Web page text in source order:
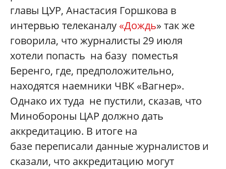
главы ЦУР, Анастасия Горшкова в
интервью телеканалу «Дождь» так же
говорила, что журналисты 29 июля
хотели попасть на базу поместья
Беренго, где, предположительно,
находятся наемники ЧВК «Вагнер».
Однако их туда не пустили, сказав, что
Минобороны ЦАР должно дать
аккредитацию. В итоге на
базе переписали данные журналистов и
сказали, что аккредитацию могут